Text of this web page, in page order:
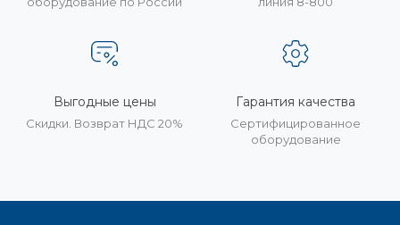
Выгодные цены
Скидки. Возврат НДС 20%
Гарантия качества
Сертифицированное
оборудование